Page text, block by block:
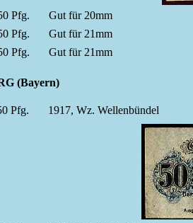
Pfg.
Gut für 20mm
Pfg.
Gut für 21mm
Pfg. Gut für 21mm
(Bayern)
Pfg. 1917, Wz. Wellenbündel